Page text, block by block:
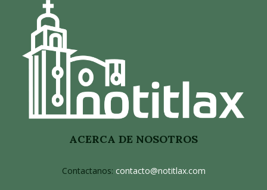
ACERCA DE NOSOTROS
Contactanos: contacto@notitlax.com